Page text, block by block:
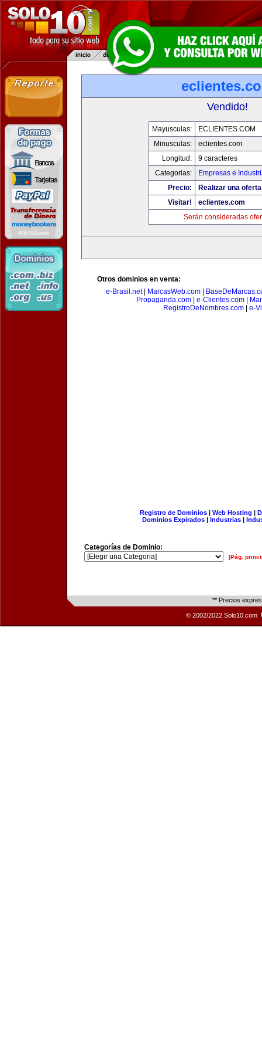
Vendido!
Mayusculas:
ECLIENTES.COM
Minusculas:
eclientes.com
Longitud:
9 caracteres
Categorias:
Empresas e
Precio:
Realizar una
Visitar!
eclientes.com
Serán consideradas
Otros dominios en venta:
e-Brasil.net| MarcasWeb.com|
Propaganda.com
e-Clientes.com
RegistroDeNombres.com| e-
Registro de Dominios| Web Hosting |
Dominios Expirados | Industrias |
Categorías de Dominio:
[Pág.
** Precios
© 2002/2022 Solo10.com